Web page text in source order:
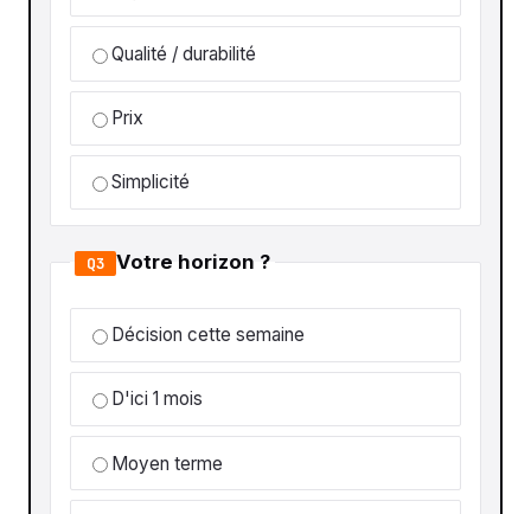
Qualité / durabilité
Prix
Simplicité
Q3 Votre horizon ?
Décision cette semaine
D'ici 1 mois
Moyen terme